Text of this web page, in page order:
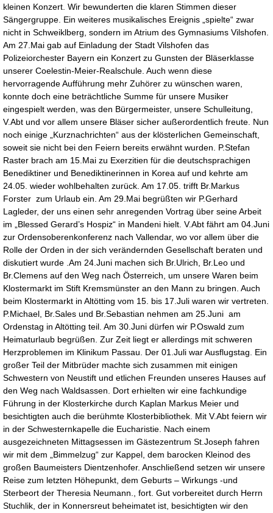
kleinen Konzert. Wir bewunderten die klaren Stimmen dieser
Sängergruppe. Ein weiteres musikalisches Ereignis „spielte“ zwar
nicht in Schweiklberg, sondern im Atrium des Gymnasiums Vilshofen.
Am 27.Mai gab auf Einladung der Stadt Vilshofen das
Polizeiorchester Bayern ein Konzert zu Gunsten der Bläserklasse
unserer Coelestin-Meier-Realschule. Auch wenn diese
hervorragende Aufführung mehr Zuhörer zu wünschen waren,
konnte doch eine beträchtliche Summe für unsere Musiker
eingespielt werden, was den Bürgermeister, unsere Schulleitung,
V.Abt und vor allem unsere Bläser sicher außerordentlich freute. Nun
noch einige „Kurznachrichten“ aus der klösterlichen Gemeinschaft,
soweit sie nicht bei den Feiern bereits erwähnt wurden. P.Stefan
Raster brach am 15.Mai zu Exerzitien für die deutschsprachigen
Benediktiner und Benediktinerinnen in Korea auf und kehrte am
24.05. wieder wohlbehalten zurück. Am 17.05. trifft Br.Markus
Forster zum Urlaub ein. Am 29.Mai begrüßten wir P.Gerhard
Lagleder, der uns einen sehr anregenden Vortrag über seine Arbeit
im „Blessed Gerard’s Hospiz“ in Mandeni hielt. V.Abt fährt am 04.Juni
zur Ordensoberenkonferenz nach Vallendar, wo vor allem über die
Rolle der Orden in der sich verändernden Gesellschaft beraten und
diskutiert wurde .Am 24.Juni machen sich Br.Ulrich, Br.Leo und
Br.Clemens auf den Weg nach Österreich, um unsere Waren beim
Klostermarkt im Stift Kremsmünster an den Mann zu bringen. Auch
beim Klostermarkt in Altötting vom 15. bis 17.Juli waren wir vertreten.
P.Michael, Br.Sales und Br.Sebastian nehmen am 25.Juni am
Ordenstag in Altötting teil. Am 30.Juni dürfen wir P.Oswald zum
Heimaturlaub begrüßen. Zur Zeit liegt er allerdings mit schweren
Herzproblemen im Klinikum Passau. Der 01.Juli war Ausflugstag. Ein
großer Teil der Mitbrüder machte sich zusammen mit einigen
Schwestern von Neustift und etlichen Freunden unseres Hauses auf
den Weg nach Waldsassen. Dort erhielten wir eine fachkundige
Führung in der Klosterkirche durch Kaplan Markus Meier und
besichtigten auch die berühmte Klosterbibliothek. Mit V.Abt feiern wir
in der Schwesternkapelle die Eucharistie. Nach einem
ausgezeichneten Mittagsessen im Gästezentrum St.Joseph fahren
wir mit dem „Bimmelzug“ zur Kappel, dem barocken Kleinod des
großen Baumeisters Dientzenhofer. Anschließend setzen wir unsere
Reise zum letzten Höhepunkt, dem Geburts – Wirkungs -und
Sterbeort der Theresia Neumann., fort. Gut vorbereitet durch Herrn
Stuchlik, der in Konnersreut beheimatet ist, besichtigten wir den